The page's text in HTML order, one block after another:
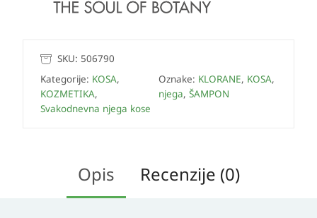
SKU: 506790
Kategorije: KOSA,
KOZMETIKA,
Svakodnevna njega kose
Oznake: KLORANE, KOSA,
njega, ŠAMPON
Opis Recenzije (0)